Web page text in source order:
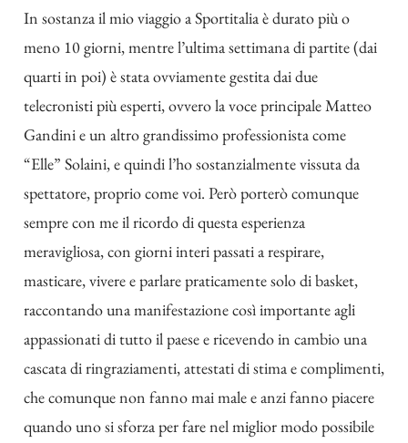
In sostanza il mio viaggio a Sportitalia è durato più o
meno 10 giorni, mentre l’ultima settimana di partite (dai
quarti in poi) è stata ovviamente gestita dai due
telecronisti più esperti, ovvero la voce principale Matteo
Gandini e un altro grandissimo professionista come
“Elle” Solaini, e quindi l’ho sostanzialmente vissuta da
spettatore, proprio come voi. Però porterò comunque
sempre con me il ricordo di questa esperienza
meravigliosa, con giorni interi passati a respirare,
masticare, vivere e parlare praticamente solo di basket,
raccontando una manifestazione così importante agli
appassionati di tutto il paese e ricevendo in cambio una
cascata di ringraziamenti, attestati di stima e complimenti,
che comunque non fanno mai male e anzi fanno piacere
quando uno si sforza per fare nel miglior modo possibile